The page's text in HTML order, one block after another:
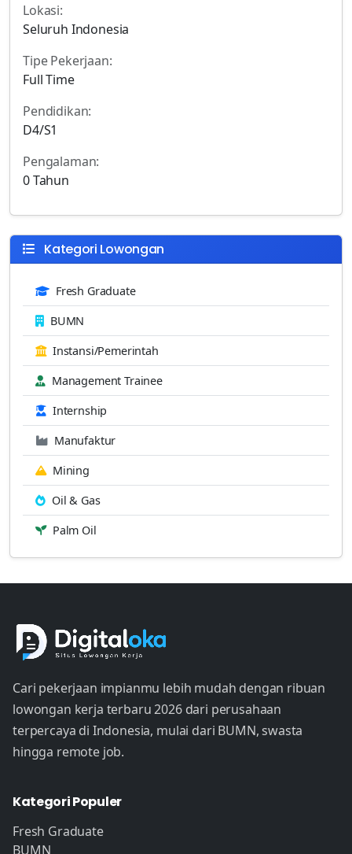
Lokasi:
Seluruh Indonesia
Tipe Pekerjaan:
Full Time
Pendidikan:
D4/S1
Pengalaman:
0 Tahun
Kategori Lowongan
Fresh Graduate
BUMN
Instansi/Pemerintah
Management Trainee
Internship
Manufaktur
Mining
Oil & Gas
Palm Oil
Cari pekerjaan impianmu lebih mudah dengan ribuan
lowongan kerja terbaru 2026 dari perusahaan
terpercaya di Indonesia, mulai dari BUMN, swasta
hingga remote job.
Kategori Populer
Fresh Graduate
BUMN